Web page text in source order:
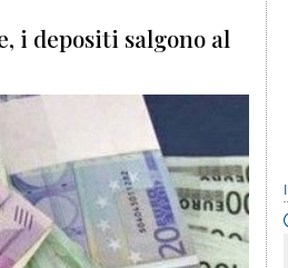
i depositi salgono al